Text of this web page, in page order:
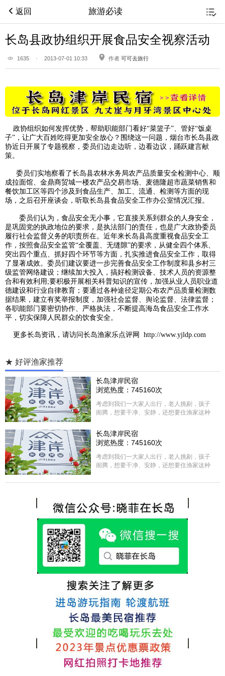
返回 旅游必读
长岛县政协组织开展食品安全视察活动
1635 · 2013-07-01 10:33 作者 可可去旅行
政协组织如何发挥优势，帮助职能部门看好“菜篮子”、管好“饭桌
子”，让广大百姓吃得更加安全放心？围绕这一问题，烟台市长岛县政
协近日开展了专题视察，委员们边走边听，边看边议，踊跃建言献
策。
委员们实地察看了长岛县农林水务局农产品质量安全检测中心、顺
成拉面馆、金鼎商贸城一楼农产品交易市场、麦德隆超市蔬菜销售和
餐饮加工区等四个涉及到食品生产、加工、流通、检测等方面的现
场，之后召开座谈会，听取长岛县食品安全工作办公室情况汇报。
委员们认为，食品安全无小事，它直接关系到群众的人身安全，
是巩固党的执政地位的要求，是执法部门的责任，也是广大政协委员
履行社会监督义务的职责所在。近年来长岛县高度重视食品安全工
作，按照食品安全监管“全覆盖、无缝隙”的要求，从健全四个体系、
突出四个重点、抓好四个环节等方面，扎实推进食品安全工作，取得
了显著成效。委员们建议要进一步完善食品安全工作制度和县乡村三
级监管网络建设；继续加大投入，搞好检测设备、技术人员的资源整
合和有效利用;要积极开展相关科普知识的宣传，加强从业人员职业道
德建设和行业自律教育；要通过各种途径定期公布农产品质量检测数
据结果，建立有奖举报制度，加强社会监督、舆论监督、法律监督；
各职能部门要密切协作、严格执法，不断提高海岛食品安全工作水
平，切实保障人民群众的饮食安全。
更多长岛资讯，请访问长岛渔家乐点评网 http://www.yjldp.com
★ 好评渔家推荐
长岛津岸民宿
浏览热度：745160次
考虑到我们一大家人出行，老人挑剔，孩子
闹腾，想要干净、安静，还想要住渔家这种
选择津岸民宿，实际体验客房很干净，饭菜
方面家里老人也很满意，整体饭菜给搭配的
很好，每顿饭也不重样的，海鲜确实是非常
的新鲜呢，另外值得一提的是，他家的海菜
包子非常好吃。 其实长岛可选的酒店、民宿
各不相同，可以根据自己的喜好选择。非常
热情，能根据我提出的需求来安排房间，这
点很好。
长岛津岸民宿
浏览热度：745160次
考虑到我们一大家人出行，老人挑剔，孩子
闹腾，想要干净、安静，还想要住渔家这种
选择津岸民宿，实际体验客房很干净，饭菜
很好，每顿饭也不重样的，海鲜确实是非常
的新鲜呢，另外值得一提的是，他家的海菜
包子非常好吃。 其实长岛可选的酒店、民宿
各不相同，可以根据自己的喜好选择。非常
推荐津岸民宿，关键是老板娘晓菲很细心、
热情，能根据我提出的需求来安排房间，这
点很好。